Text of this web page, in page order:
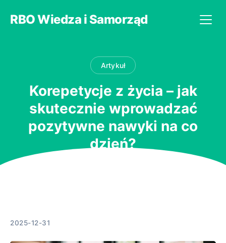
RBO Wiedza i Samorząd
Artykuł
Korepetycje z życia – jak
skutecznie wprowadzać
pozytywne nawyki na co
dzień?
2025-12-31